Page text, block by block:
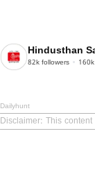
Hindusthan
82k followers 160k
Dailyhunt
Disclaimer: This